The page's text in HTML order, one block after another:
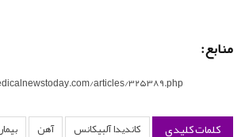
منابع:
articles/325389.php
کلمات کلیدی کاندیدا آلبیکانس آهن